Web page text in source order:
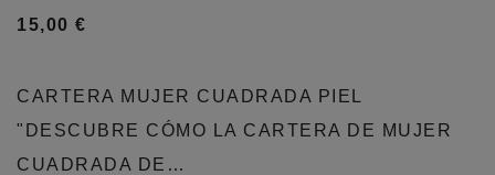
15,00 €
CARTERA MUJER CUADRADA PIEL
"DESCUBRE CÓMO LA CARTERA DE MUJER
CUADRADA DE…